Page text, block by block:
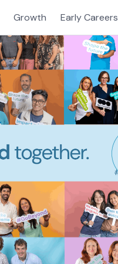
Growth Early Careers